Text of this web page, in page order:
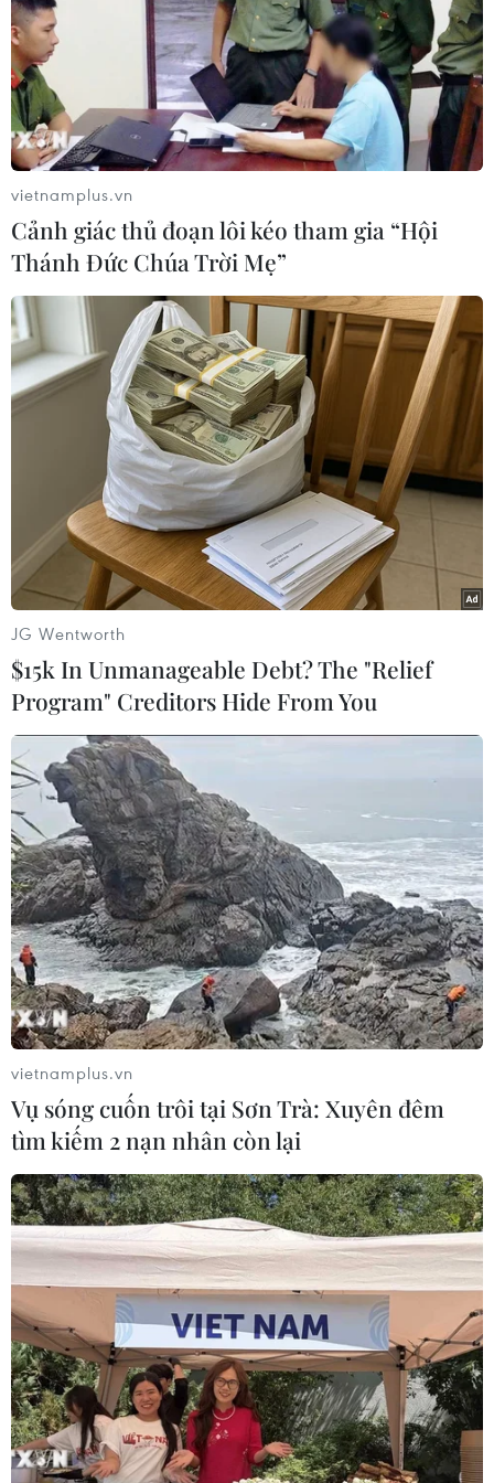
Nga-Ukraine và những thông điệp "nắn
gân" dành cho nhau
05/05/2019 00:33
Thay vì chuẩn bị cho gặp gỡ hay đàm phán, thì Moskva
và Kiev dường như đang “đấu võ” trong khẩu chiến
chính trị, đó không thể là con đường thoát khỏi ngõ cụt.
Ukraine kêu gọi Nga trả tự do cho các thủy
thủ bị bắt gần Kerch
10/05/2019 11:53
Ukraine kêu gọi Nga trả tự do cho các thủy thủ bị bắt
giữ tại khu vực gần Eo biển Kerch với cáo buộc các tàu
của Ukraine xâm phạm lãnh hải hồi tháng 11/2018.
Nga chờ thay đổi tích cực trong chính
vietnamplus.vn
Cảnh giác thủ đoạn lôi kéo tham gia “Hội
Thánh Đức Chúa Trời Mẹ”
JG Wentworth
$15k In Unmanageable Debt? The "Relief
Program" Creditors Hide From You
vietnamplus.vn
Vụ sóng cuốn trôi tại Sơn Trà: Xuyên đêm
tìm kiếm 2 nạn nhân còn lại